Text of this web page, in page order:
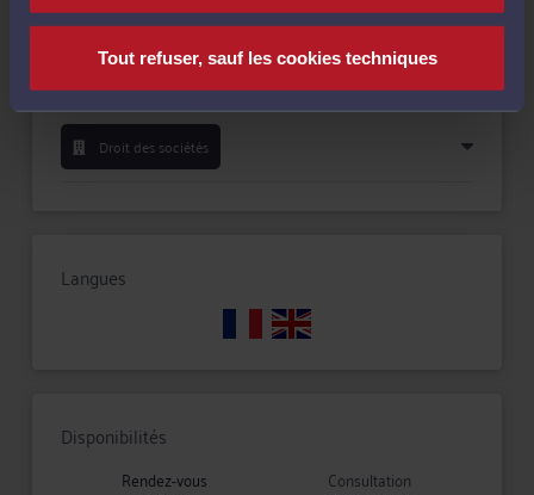
Tout refuser, sauf les cookies techniques
Droit des sociétés
Langues
Disponibilités
Rendez-vous Consultation